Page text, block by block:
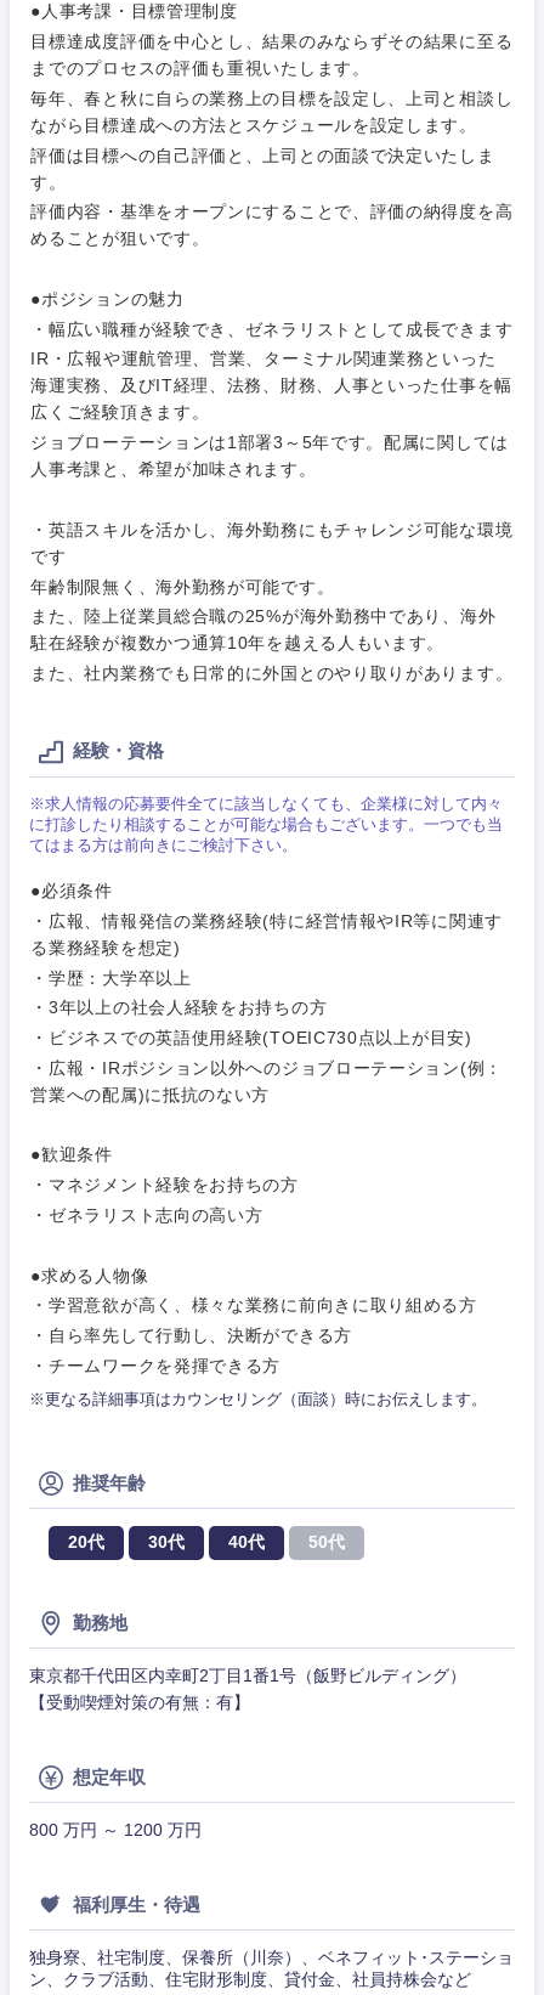
●人事考課・目標管理制度
目標達成度評価を中心とし、結果のみならずその結果に至る
までのプロセスの評価も重視いたします。
毎年、春と秋に自らの業務上の目標を設定し、上司と相談し
ながら目標達成への方法とスケジュールを設定します。
評価は目標への自己評価と、上司との面談で決定いたしま
す。
評価内容・基準をオープンにすることで、評価の納得度を高
めることが狙いです。
●ポジションの魅力
・幅広い職種が経験でき、ゼネラリストとして成長できます
IR・広報や運航管理、営業、ターミナル関連業務といった
海運実務、及びIT経理、法務、財務、人事といった仕事を幅
広くご経験頂きます。
ジョブローテーションは1部署3～5年です。配属に関しては
人事考課と、希望が加味されます。
・英語スキルを活かし、海外勤務にもチャレンジ可能な環境
です
年齢制限無く、海外勤務が可能です。
また、陸上従業員総合職の25%が海外勤務中であり、海外
駐在経験が複数かつ通算10年を越える人もいます。
また、社内業務でも日常的に外国とのやり取りがあります。
経験・資格
※求人情報の応募要件全てに該当しなくても、企業様に対して内々
に打診したり相談することが可能な場合もございます。一つでも当
てはまる方は前向きにご検討下さい。
●必須条件
・広報、情報発信の業務経験(特に経営情報やIR等に関連す
る業務経験を想定)
・学歴：大学卒以上
・3年以上の社会人経験をお持ちの方
・ビジネスでの英語使用経験(TOEIC730点以上が目安)
・広報・IRポジション以外へのジョブローテーション(例：
営業への配属)に抵抗のない方
●歓迎条件
・マネジメント経験をお持ちの方
・ゼネラリスト志向の高い方
●求める人物像
・学習意欲が高く、様々な業務に前向きに取り組める方
・自ら率先して行動し、決断ができる方
・チームワークを発揮できる方
※更なる詳細事項はカウンセリング（面談）時にお伝えします。
推奨年齢
20代 30代 40代 50代
勤務地
東京都千代田区内幸町2丁目1番1号（飯野ビルディング）
【受動喫煙対策の有無：有】
想定年収
800 万円 ～ 1200 万円
福利厚生・待遇
独身寮、社宅制度、保養所（川奈）、ベネフィット･ステーショ
ン、クラブ活動、住宅財形制度、貸付金、社員持株会など
サービス
クリエイ
ティブ
コンサル
タント
専門職
技術職
（IT）、
Webサー
ビス・制
作、ゲー
ム
技術職
（モノづ
金融専門
職
不動産専
門職
建設・施
工管理
その他企画業務
クリエイティブ
専門職
技術職（IT）、Webサービス・制作、ゲーム
金融専門職
メディカル
不動産専門職
その他
金融
建設・不動産
倉庫・運輸・物流
WEBサービス
マスメディア
法律・特許事務所・監査法人
人材・アウトソーシング
サービス
その他
関東地方
群馬県
千葉県 東京都
神奈川県
甲信越・北陸
新潟県
山梨県
上場企業
スタートアップ企
業
外資系企業 英語を活かす
転勤なし 海外勤務あり
フルリモート
完全週休2日制 社宅・家賃補助有